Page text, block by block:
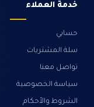
خدمة العملاء
حسابي
سلة المشتريات
تواصل معنا
سياسة الخصوصية
الشروط والأحكام